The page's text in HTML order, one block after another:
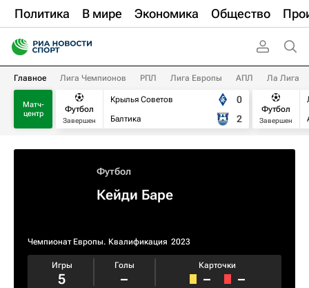
Политика В мире Экономика Общество
Главное Лига Чемпионов РПЛ Лига Европы АПЛ Ла Лига
Матч-
центр
Футбол
Завершен
Крылья Советов
Балтика
0
2
Футбол
Завершен
Футбол
Кейди Баре
Чемпионат Европы. Квалификация​ 2023
Игры
5
Голы
–
Карточки
– –